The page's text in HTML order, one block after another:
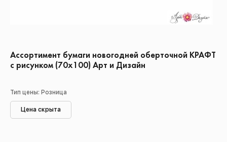
Ассортимент бумаги новогодней оберточной КРАФТ
с рисунком (70х100) Арт и Дизайн
Тип цены: Розница
Цена скрыта